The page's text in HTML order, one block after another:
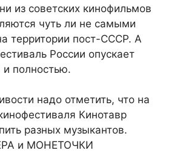
из советских кинофильмов
чуть ли не самыми
территории пост-СССР. А
России опускает
полностью.
надо отметить, что на
Кинотавр
разных музыкантов.
и МОНЕТОЧКИ